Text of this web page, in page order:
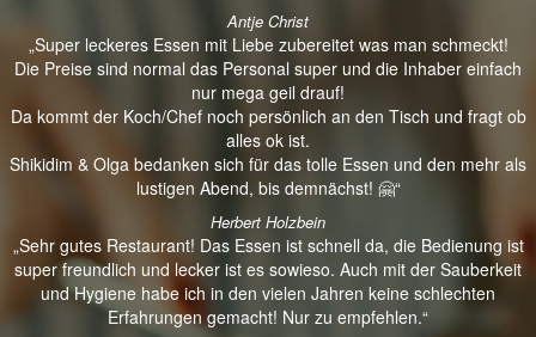
Antje Christ
„Super leckeres Essen mit Liebe zubereitet was man schmeckt!
Die Preise sind normal das Personal super und die Inhaber einfach
nur mega geil drauf!
Da kommt der Koch/Chef noch persönlich an den Tisch und fragt ob
alles ok ist.
Shikidim & Olga bedanken sich für das tolle Essen und den mehr als
lustigen Abend, bis demnächst! 🤗“
Herbert Holzbein
„Sehr gutes Restaurant! Das Essen ist schnell da, die Bedienung ist
super freundlich und lecker ist es sowieso. Auch mit der Sauberkeit
und Hygiene habe ich in den vielen Jahren keine schlechten
Erfahrungen gemacht! Nur zu empfehlen.“